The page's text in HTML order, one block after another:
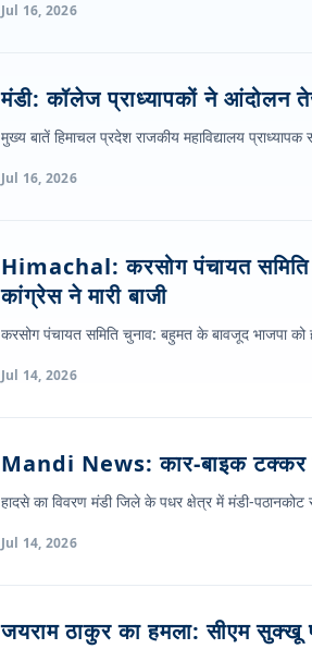
Jul 16, 2026
मंडी: कॉलेज प्राध्यापकों ने आंदोलन
मुख्य बातें हिमाचल प्रदेश राजकीय महाविद्यालय
Jul 16, 2026
Himachal: करसोग पंचायत समिति
कांग्रेस ने मारी बाजी
करसोग पंचायत समिति चुनाव: बहुमत के बावजूद भाजपा
Jul 14, 2026
Mandi News: कार-बाइक टक्कर
हादसे का विवरण मंडी जिले के पधर क्षेत्र में मंडी-पठानकोट
Jul 14, 2026
जयराम ठाकुर का हमला: सीएम सुक्खू